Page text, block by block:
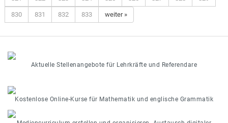
830 831 832 833 weiter »
Aktuelle Stellenangebote für Lehrkräfte und Referendare
Kostenlose Online-Kurse für Mathematik und englische Grammatik